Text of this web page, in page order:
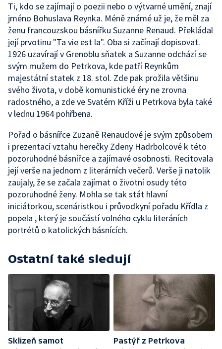
Ti, kdo se zajímají o poezii nebo o výtvarné umění, znají
jméno Bohuslava Reynka. Méně známé už je, že měl za
ženu francouzskou básnířku Suzanne Renaud. Překládal
její prvotinu "Ta vie est la". Oba si začínají dopisovat.
1926 uzavírají v Grenoblu sňatek a Suzanne odchází se
svým mužem do Petrkova, kde patří Reynkům
majestátní statek z 18. stol. Zde pak prožila většinu
svého života, v době komunistické éry ne zrovna
radostného, a zde ve Svatém Kříži u Petrkova byla také
v lednu 1964 pohřbena.
Pořad o básnířce Zuzaně Renaudové je svým způsobem
i prezentací vztahu herečky Zdeny Hadrbolcové k této
pozoruhodné básnířce a zajímavé osobnosti. Recitovala
její verše na jednom z literárních večerů. Verše ji natolik
zaujaly, že se začala zajímat o životní osudy této
pozoruhodné ženy. Mohla se tak stát hlavní
iniciátorkou, scenáristkou i průvodkyní pořadu Křídla z
popela , který je součástí volného cyklu literáních
portrétů o katolických básnících.
Ostatní také sledují
Sklizeň samot
Pastýř z Petrkova